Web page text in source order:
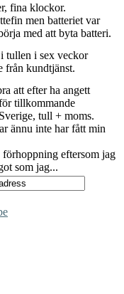
fina klockor.
men batteriet var
med att byta batteri.
tullen i sex veckor
från kundtjänst.
att efter ha angett
tillkommande
tull + moms.
ännu inte har fått min
eftersom jag
som jag...